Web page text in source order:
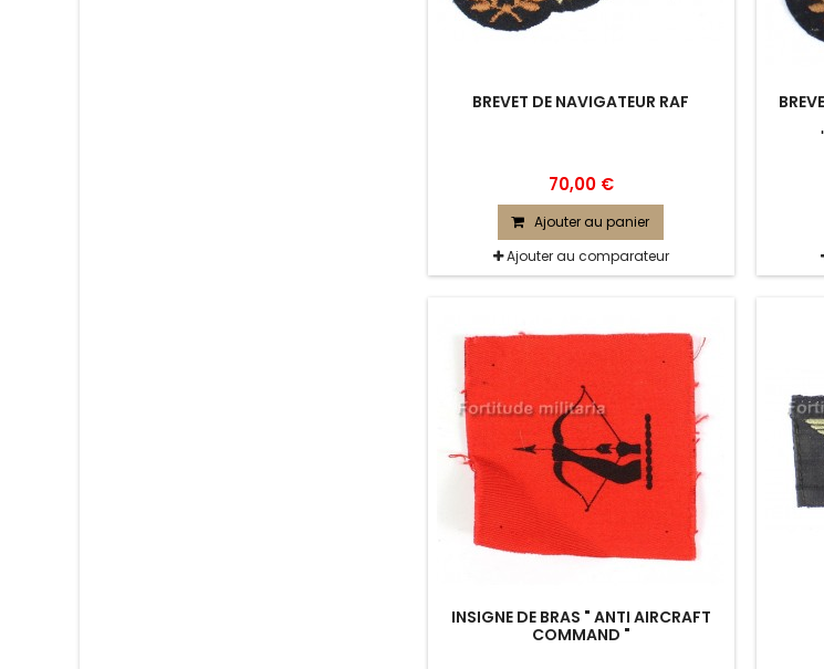
BREVET DE NAVIGATEUR RAF
70,00 €
Ajouter au panier
Ajouter au comparateur
INSIGNE DE BRAS " ANTI AIRCRAFT
COMMAND "